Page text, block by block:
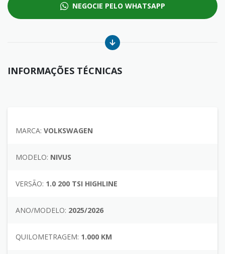
NEGOCIE PELO WHATSAPP
INFORMAÇÕES TÉCNICAS
MARCA: VOLKSWAGEN
MODELO: NIVUS
VERSÃO: 1.0 200 TSI HIGHLINE
ANO/MODELO: 2025/2026
QUILOMETRAGEM: 1.000 KM